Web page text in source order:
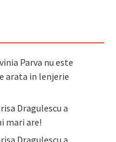
Parva nu este
arata in lenjerie
Dragulescu a
mari are!